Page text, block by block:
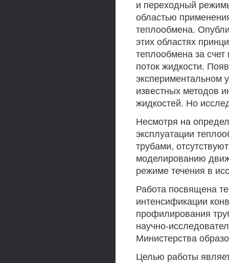
и переходный
областью
теплообмена.
этих областях
теплообмена за
поток жидкости.
экспериментальном
известных методов
жидкостей. Но
Несмотря на
эксплуатации
трубами,
моделированию
режиме течения в
Работа посвящена
интенсификации
профилирования
научно-
Министерства
Целью работы